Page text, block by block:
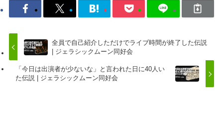
全員で自己紹介しただけでライブ時間が終了した伝説
| ジェラシックムーン同好会
「今日は出演者が少ないな」と言われた日に40人い
た伝説 | ジェラシックムーン同好会